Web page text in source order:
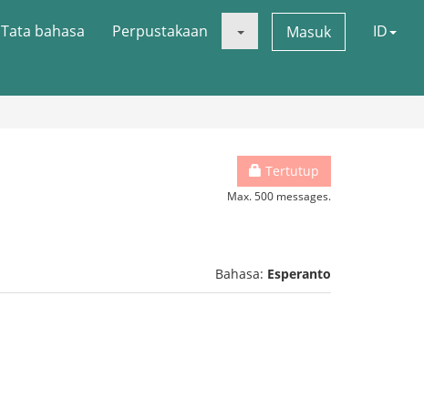
Tata bahasa Perpustakaan Masuk ID
Tertutup
Max. 500 messages.
Bahasa: Esperanto